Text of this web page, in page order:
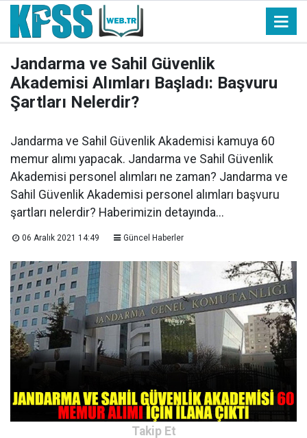
Jandarma ve Sahil Güvenlik
Akademisi Alımları Başladı: Başvuru
Şartları Nelerdir?
Jandarma ve Sahil Güvenlik Akademisi kamuya 60
memur alımı yapacak. Jandarma ve Sahil Güvenlik
Akademisi personel alımları ne zaman? Jandarma ve
Sahil Güvenlik Akademisi personel alımları başvuru
şartları nelerdir? Haberimizin detayında...
06 Aralık 2021 14:49 Güncel Haberler